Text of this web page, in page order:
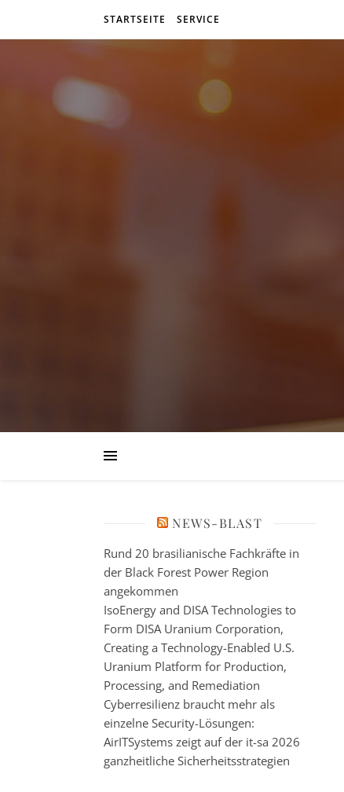
STARTSEITE SERVICE
NEWS-BLAST
Rund 20 brasilianische Fachkräfte in
der Black Forest Power Region
angekommen
IsoEnergy and DISA Technologies to
Form DISA Uranium Corporation,
Creating a Technology-Enabled U.S.
Uranium Platform for Production,
Processing, and Remediation
Cyberresilienz braucht mehr als
einzelne Security-Lösungen:
AirITSystems zeigt auf der it-sa 2026
ganzheitliche Sicherheitsstrategien